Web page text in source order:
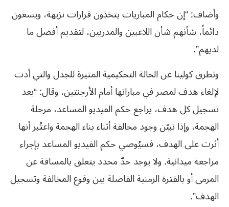
وأضاف: “إن حكام المباريات يتخذون قرارات نزيهة، ويسعون
دائماً، شأنهم شأن اللاعبين والمدربين، لتقديم أفضل ما
لديهم”.
وتطرق كولينا عن الحالة التحكيمية المثيرة للجدل والتي أدت
لإلغاء هدف لمصر في مباراتها أمام الأرجنتين، وقال: “بعد
تسجيل كل هدف، يراجع حكم الفيديو المساعد، مرحلة
الهجمة، وإذا تبيّن وجود مخالفة أثناء بناء الهجمة واعتُبر أنها
أثرت على الهدف، فسيُوصي حكم الفيديو المساعد بإجراء
مراجعة ميدانية. ولا يوجد حدّ محدد يتعلق بالمسافة عن
المرمى أو بالفترة الزمنية الفاصلة بين وقوع المخالفة وتسجيل
الهدف”.